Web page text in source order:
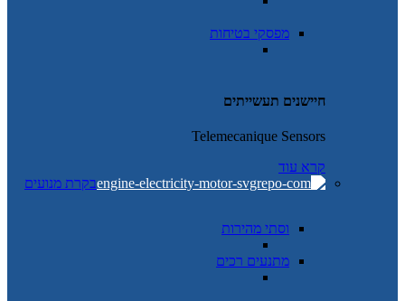
מפסקי בטיחות
חיישנים תעשייתים
Telemecanique Sensors
קרא עוד
בקרת מנועים
וסתי מהירות
מתנעים רכים